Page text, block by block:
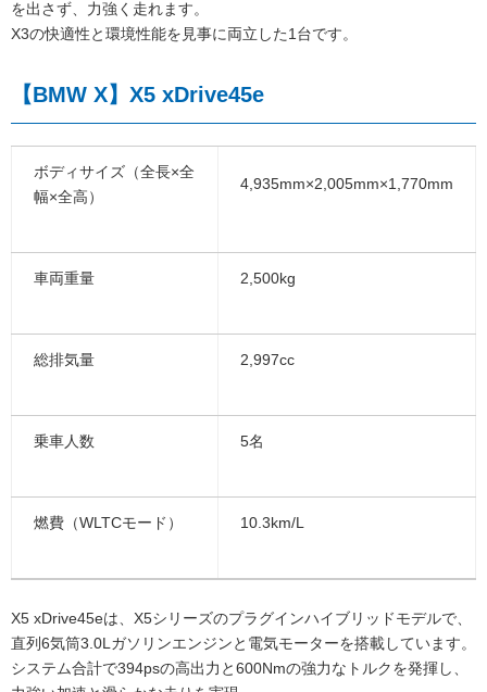
を出さず、力強く走れます。
X3の快適性と環境性能を見事に両立した1台です。
【BMW X】X5 xDrive45e
ボディサイズ（全長×全
幅×全高）
4,935mm×2,005mm×1,770mm
車両重量 2,500kg
総排気量 2,997cc
乗車人数 5名
燃費（WLTCモード） 10.3km/L
X5 xDrive45eは、X5シリーズのプラグインハイブリッドモデルで、
直列6気筒3.0Lガソリンエンジンと電気モーターを搭載しています。
システム合計で394psの高出力と600Nmの強力なトルクを発揮し、